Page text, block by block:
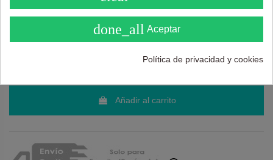
Añadir al carrito
done_all Aceptar
Política de privacidad y cookies